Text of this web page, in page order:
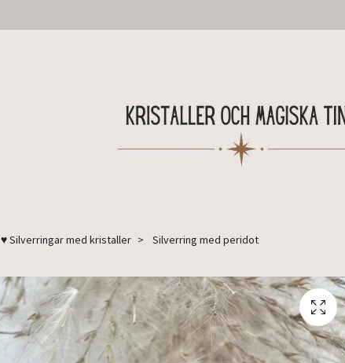
♥ Silverringar med kristaller Silverring med peridot